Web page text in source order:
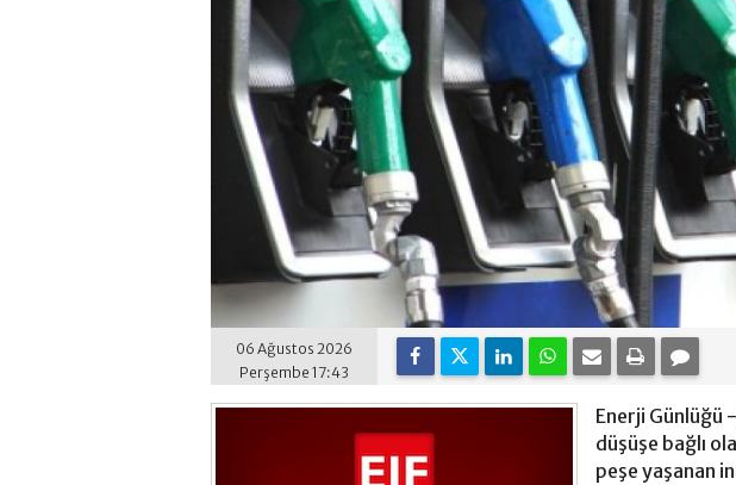
06 Ağustos 2026
Perşembe 17:43
Enerji Günlüğü
düşüşe bağlı
peşe yaşanan